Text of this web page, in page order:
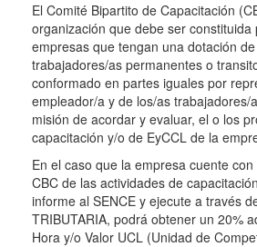
El Comité Bipartito de Capacitación
organización que debe ser constituida
empresas que tengan una dotación
trabajadores/as permanentes o
conformado en partes iguales por
empleador/a y de los/as trabajadores/
misión de acordar y evaluar, el o los
capacitación y/o de EyCCL de la
En el caso que la empresa cuente
CBC de las actividades de
informe al SENCE y ejecute a través
TRIBUTARIA, podrá obtener un 20%
Hora y/o Valor UCL (Unidad de